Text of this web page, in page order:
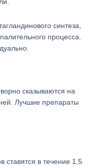
синтеза,
процесса.
сказываются на
Лучшие препараты
ставятся в течение 1,5